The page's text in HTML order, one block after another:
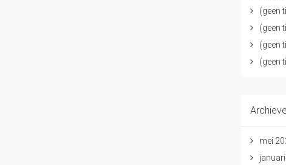
(geen
(geen
(geen
(geen
mei